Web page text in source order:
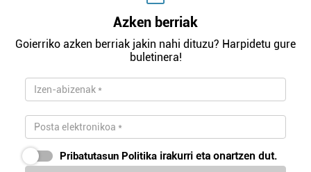
Azken berriak
Goierriko azken berriak jakin nahi dituzu? Harpidetu gure
buletinera!
Pribatutasun Politika irakurri eta onartzen dut.